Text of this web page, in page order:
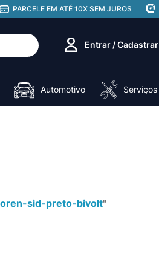
PARCELE EM ATÉ 10X SEM JUROS
Entrar / Cadastrar
Automotivo Serviços
sid-preto-bivolt"